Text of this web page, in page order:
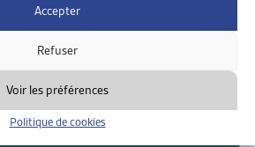
Accepter
Refuser
Voir les préférences
Politique de cookies
manifestations. Les récits des
[...]
Dossier du mois complet